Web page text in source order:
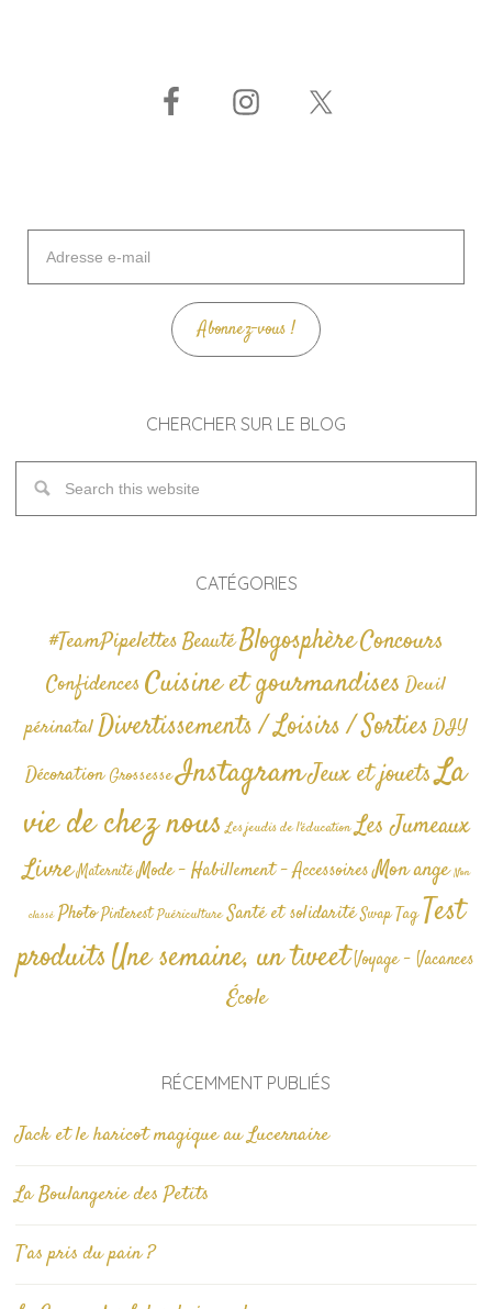
mail
Abonnez-vous !
CHERCHER SUR LE BLOG
CATÉGORIES
#TeamPipelettesBeautéBlogosphèreConcours
Confidences Cuisine et gourmandises Deuil
périnatalDivertissements / Loisirs / SortiesDIY
Décoration GrossesseInstagramJeux et jouetsLa
vie de chez nous Les jeudis de l'éducation Les Jumeaux
Livre Maternité Mode - Habillement - AccessoiresMon ange Non
classé Photo Pinterest Puériculture Santé et solidarité Swap TagTest
produitsUne semaine, un tweetVoyage - Vacances
École
RÉCEMMENT PUBLIÉS
Jack et le haricot magique au Lucernaire
La Boulangerie des Petits
T’as pris du pain ?